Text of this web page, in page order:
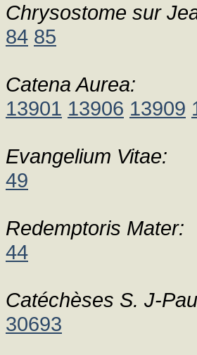
Chrysostome sur
84 85
Catena Aurea:
13901 13906 13909
Evangelium Vitae:
49
Redemptoris Mater:
44
Catéchèses S. J-
30693